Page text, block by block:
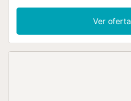
Ver oferta